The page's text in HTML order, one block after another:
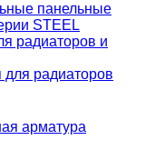
панельные
STEEL
радиаторов и
радиаторов
арматура